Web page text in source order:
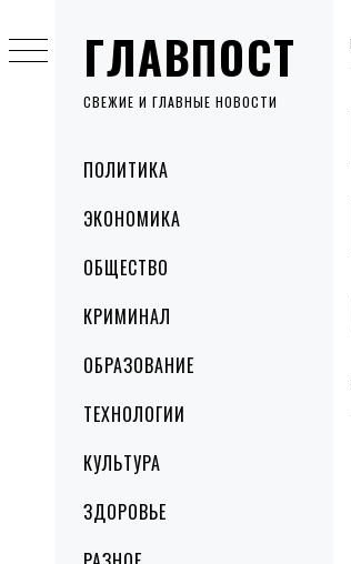
ГЛАВПОСТ
СВЕЖИЕ И ГЛАВНЫЕ НОВОСТИ
MenuПОЛИТИКА
ЭКОНОМИКА
ОБЩЕСТВО
КРИМИНАЛ
ОБРАЗОВАНИЕ
ТЕХНОЛОГИИ
КУЛЬТУРА
ЗДОРОВЬЕ
to
content